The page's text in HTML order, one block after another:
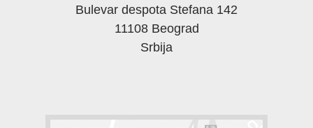
Bulevar despota Stefana 142
11108 Beograd
Srbija